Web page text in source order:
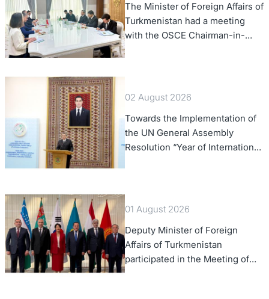
The Minister of Foreign Affairs of
Turkmenistan had a meeting
with the OSCE Chairman-in-
Office
02 August 2026
Towards the Implementation of
the UN General Assembly
Resolution “Year of International
01 August 2026
Deputy Minister of Foreign
Affairs of Turkmenistan
participated in the Meeting of
Senior Officials of the Central